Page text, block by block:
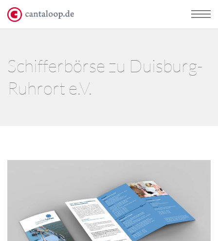
Schifferbörse zu Duisburg-
Ruhrort e.V.